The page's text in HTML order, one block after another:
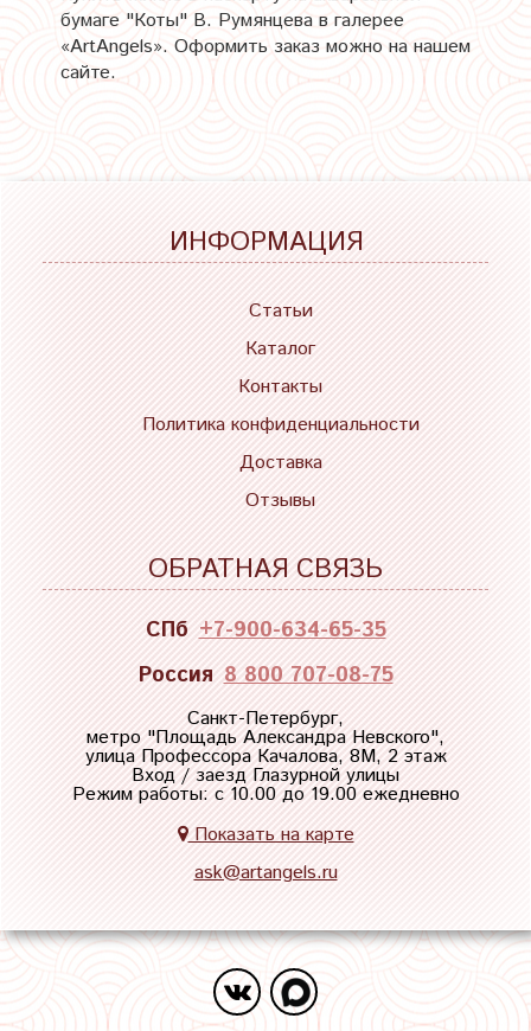
бумаге "Коты" В. Румянцева в галерее
«ArtAngels». Оформить заказ можно на нашем
сайте.
ИНФОРМАЦИЯ
Статьи
Каталог
Контакты
Политика конфиденциальности
Доставка
Отзывы
ОБРАТНАЯ СВЯЗЬ
СПб +7-900-634-65-35
Россия 8 800 707-08-75
Санкт-Петербург,
метро "Площадь Александра Невского",
улица Профессора Качалова, 8М, 2 этаж
Вход / заезд Глазурной улицы
Режим работы: с 10.00 до 19.00 ежедневно
Показать на карте
ask@artangels.ru